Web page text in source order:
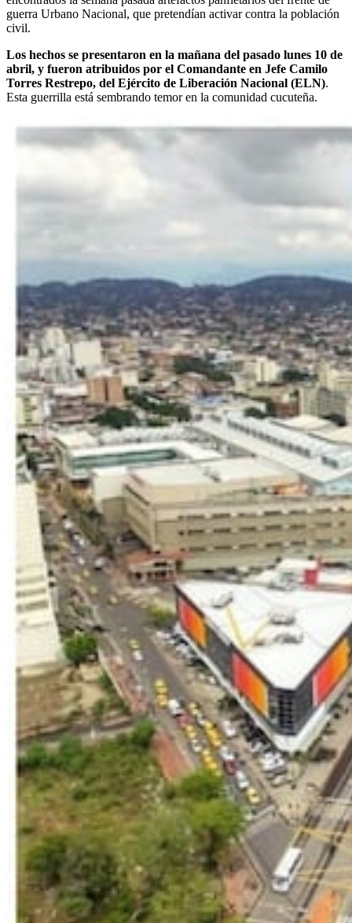
guerra Urbano Nacional, que pretendían activar contra la población
civil.
Los hechos se presentaron en la mañana del pasado lunes 10 de
abril, y fueron atribuidos por el Comandante en Jefe Camilo
Torres Restrepo, del Ejército de Liberación Nacional (ELN).
Esta guerrilla está sembrando temor en la comunidad cucuteña.